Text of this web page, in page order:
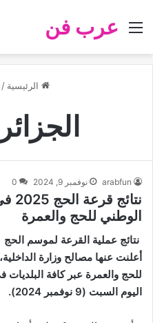
عرب فن
القائمة
الرئيسية /
الجزائر 2024
arabfun نوفمبر 9, 2024 0
الوطني للحج والعمرة
أعلنت عنها مصالح وزارة
للحج والعمرة عبر كافة البلديات
اليوم السبت (9 نوفمبر 2024).